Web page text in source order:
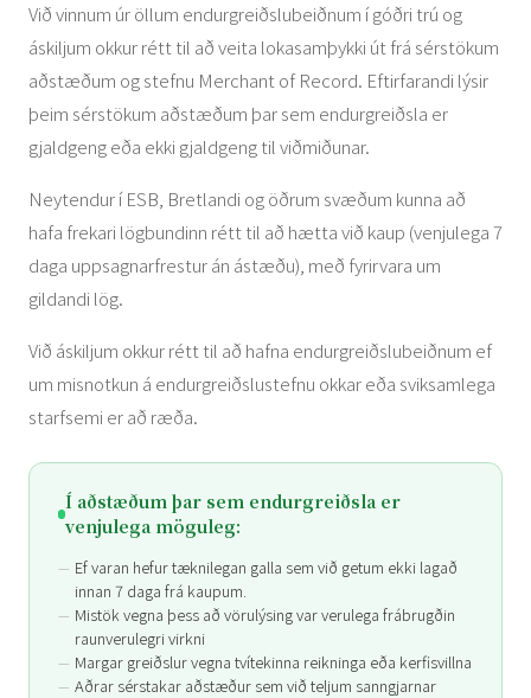
Við vinnum úr öllum endurgreiðslubeiðnum í góðri trú og
áskiljum okkur rétt til að veita lokasamþykki út frá sérstökum
aðstæðum og stefnu Merchant of Record. Eftirfarandi lýsir
þeim sérstökum aðstæðum þar sem endurgreiðsla er
gjaldgeng eða ekki gjaldgeng til viðmiðunar.
Neytendur í ESB, Bretlandi og öðrum svæðum kunna að
hafa frekari lögbundinn rétt til að hætta við kaup (venjulega 7
daga uppsagnarfrestur án ástæðu), með fyrirvara um
gildandi lög.
Við áskiljum okkur rétt til að hafna endurgreiðslubeiðnum ef
um misnotkun á endurgreiðslustefnu okkar eða sviksamlega
starfsemi er að ræða.
Í aðstæðum þar sem endurgreiðsla er
venjulega möguleg:
Ef varan hefur tæknilegan galla sem við getum ekki lagað
innan 7 daga frá kaupum.
Mistök vegna þess að vörulýsing var verulega frábrugðin
raunverulegri virkni
Margar greiðslur vegna tvítekinna reikninga eða kerfisvillna
Aðrar sérstakar aðstæður sem við teljum sanngjarnar